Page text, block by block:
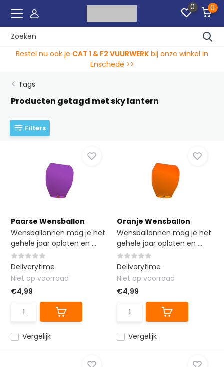
0 0
Bestel nu ook je CAT 1 & F2 VUURWERK bij onze winkel in
Enschede >>
Tags
Producten getagd met sky lantern
Filters
Paarse Wensballon
Wensballonnen mag je het
gehele jaar oplaten en ...
Vergelijk
Deliverytime
Niet op voorraad
€4,99
Oranje Wensballon
Wensballonnen mag je het
gehele jaar oplaten en ...
Vergelijk
Deliverytime
Niet op voorraad
€4,99